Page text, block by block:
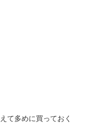
て多めに買っておく